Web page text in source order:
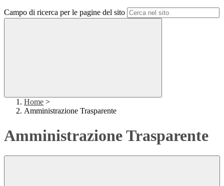
Campo di ricerca per le pagine del sito
Home >
Amministrazione Trasparente
Amministrazione Trasparente